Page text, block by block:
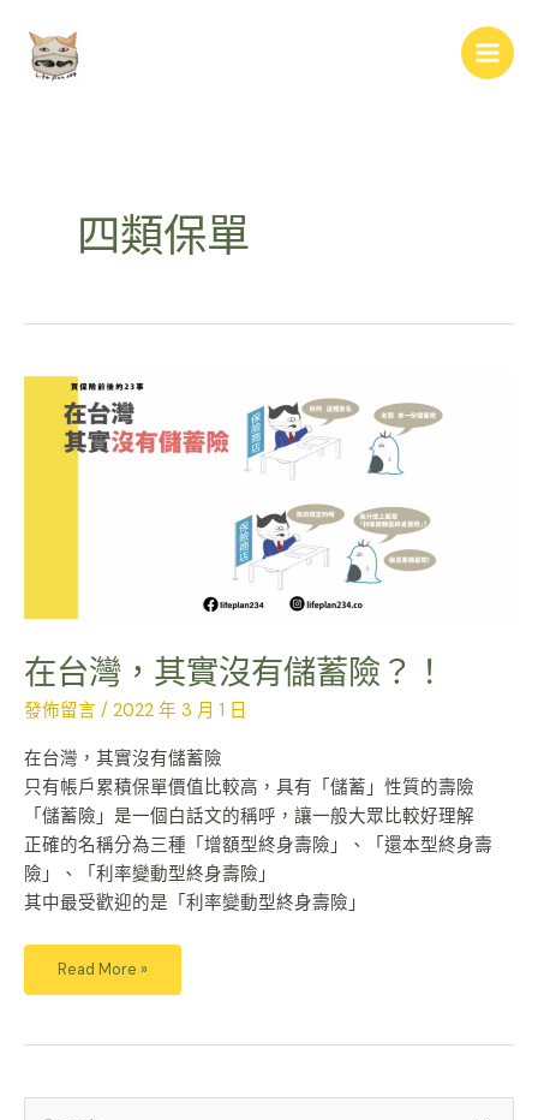
Main
四類保單
在台灣，其實沒有儲蓄險？！
發佈留言 / 2022 年 3 月 1 日
在台灣，其實沒有儲蓄險
只有帳戶累積保單價值比較高，具有「儲蓄」性質的壽險
「儲蓄險」是一個白話文的稱呼，讓一般大眾比較好理解
正確的名稱分為三種「增額型終身壽險」、「還本型終身壽
險」、「利率變動型終身壽險」
其中最受歡迎的是「利率變動型終身壽險」
在
台
灣，
其
實
沒
Read More »